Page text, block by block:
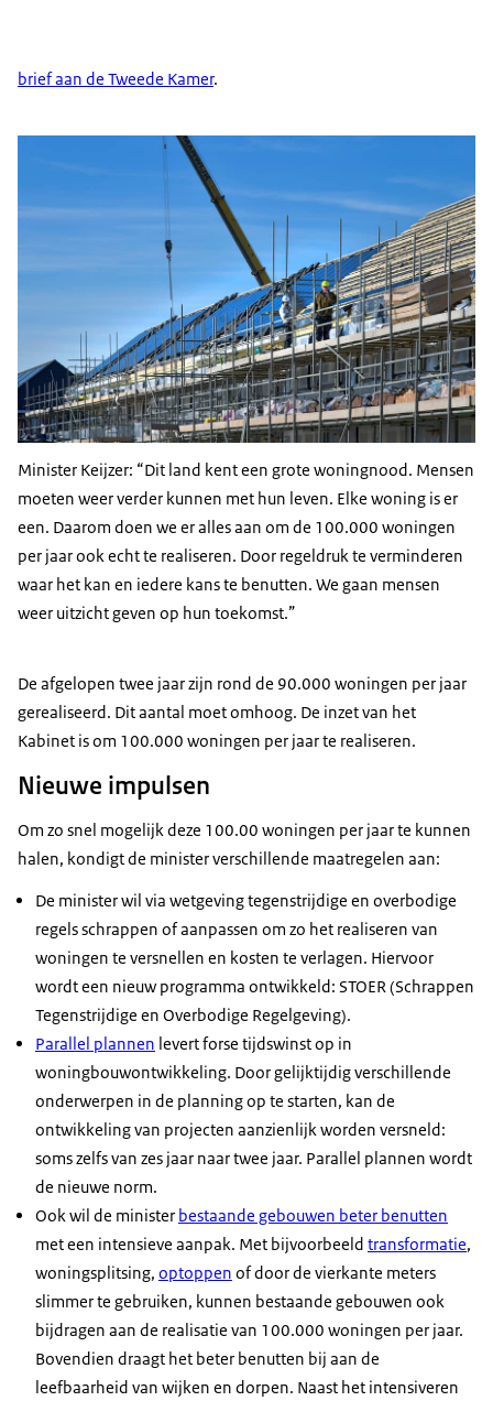
brief aan de Tweede Kamer.
Minister Keijzer:
Dit land kent een grote woningnood. Mensen
moeten weer verder kunnen met hun leven. Elke woning is er
een. Daarom doen we er alles aan om de 100.000 woningen
per jaar ook echt te realiseren. Door regeldruk te verminderen
waar het kan en iedere kans te benutten. We gaan mensen
weer uitzicht geven op hun toekomst.
De afgelopen twee jaar zijn rond de 90.000 woningen per jaar
gerealiseerd. Dit aantal moet omhoog. De inzet van het
Kabinet is om 100.000 woningen per jaar te realiseren.
Nieuwe impulsen
Om zo snel mogelijk deze 100.00 woningen per jaar te kunnen
halen, kondigt de minister verschillende maatregelen aan:
De minister wil via wetgeving tegenstrijdige en overbodige
regels schrappen of aanpassen om zo het realiseren van
woningen te versnellen en kosten te verlagen. Hiervoor
wordt een nieuw programma ontwikkeld: STOER (Schrappen
Tegenstrijdige en Overbodige Regelgeving).
Parallel plannen levert forse tijdswinst op in
woningbouwontwikkeling. Door gelijktijdig verschillende
onderwerpen in de planning op te starten, kan de
ontwikkeling van projecten aanzienlijk worden versneld:
soms zelfs van zes jaar naar twee jaar. Parallel plannen wordt
de nieuwe norm.
Ook wil de minister bestaande gebouwen beter benutten
met een intensieve aanpak. Met bijvoorbeeld transformatie,
woningsplitsing, optoppen of door de vierkante meters
slimmer te gebruiken, kunnen bestaande gebouwen ook
bijdragen aan de realisatie van 100.000 woningen per jaar.
Bovendien draagt het beter benutten bij aan de
leefbaarheid van wijken en dorpen. Naast het intensiveren